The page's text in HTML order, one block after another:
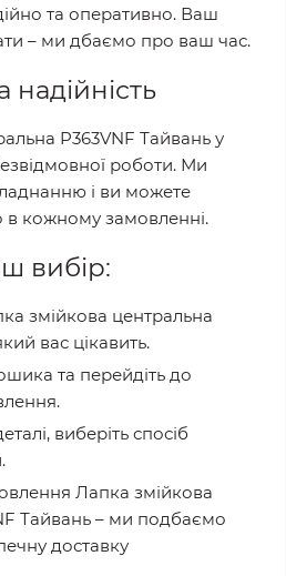
та оперативно. Ваш
– ми дбаємо про ваш час.
надійність
P363VNF Тайвань у
роботи. Ми
і ви можете
в кожному замовленні.
вибір:
змійкова центральна
вас цікавить.
та перейдіть до
виберіть спосіб
Лапка змійкова
Тайвань – ми подбаємо
доставку